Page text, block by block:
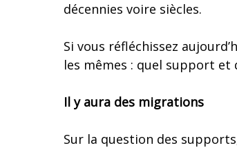
décennies voire siècles.
Si vous réfléchissez
les mêmes : quel support et
Il y aura des migrations
Sur la question des